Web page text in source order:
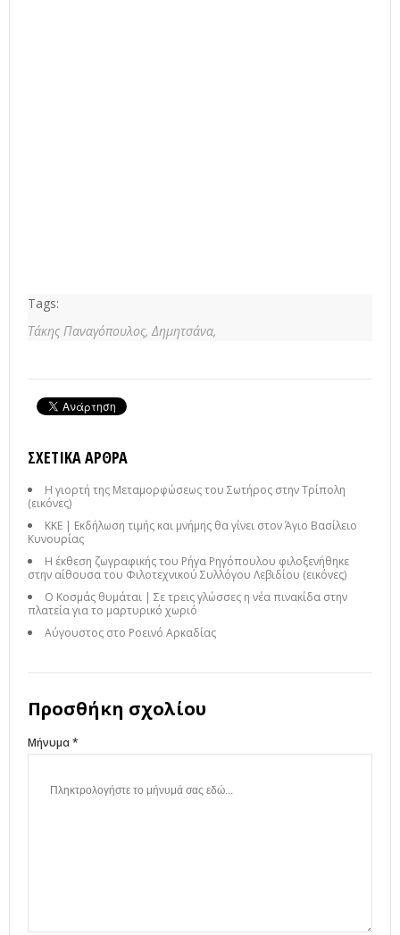
Tags:
Τάκης Παναγόπουλος,Δημητσάνα,
ΣΧΕΤΙΚΆ ΆΡΘΡΑ
Η γιορτή της Μεταμορφώσεως του Σωτήρος στην Τρίπολη
(εικόνες)
ΚΚΕ | Εκδήλωση τιμής και μνήμης θα γίνει στον Άγιο Βασίλειο
Κυνουρίας
Η έκθεση ζωγραφικής του Ρήγα Ρηγόπουλου φιλοξενήθηκε
στην αίθουσα του Φιλοτεχνικού Συλλόγου Λεβιδίου (εικόνες)
Ο Κοσμάς θυμάται | Σε τρεις γλώσσες η νέα πινακίδα στην
πλατεία για το μαρτυρικό χωριό
Αύγουστος στο Ροεινό Αρκαδίας
Προσθήκη σχολίου
Μήνυμα *